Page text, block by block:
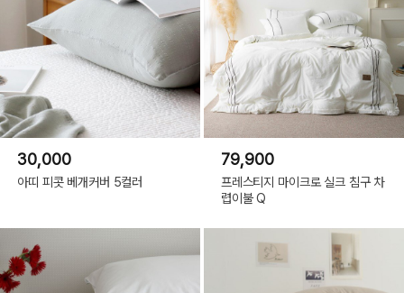
30,000
아띠 피콧 베개커버 5컬러
79,900
프레스티지 마이크로 실크 침구 차
렵이불 Q